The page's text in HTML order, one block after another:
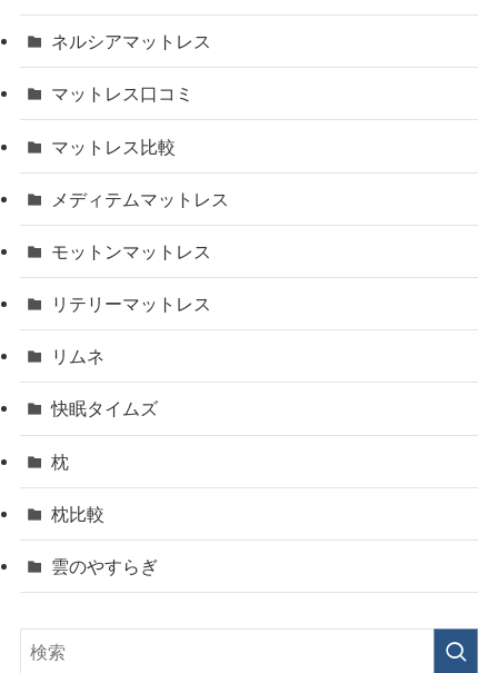
ネルシアマットレス
マットレス口コミ
マットレス比較
メディテムマットレス
モットンマットレス
リテリーマットレス
リムネ
快眠タイムズ
枕
枕比較
雲のやすらぎ